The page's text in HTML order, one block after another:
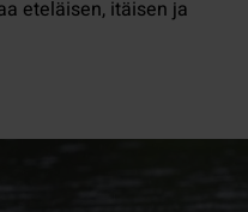
eteläisen, itäisen ja